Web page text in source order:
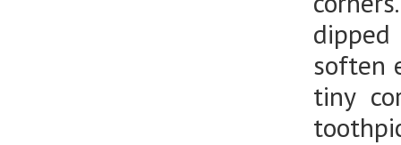
soften
tiny